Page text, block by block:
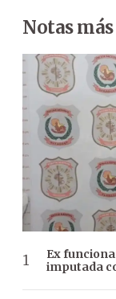
Notas
Ex
imputada